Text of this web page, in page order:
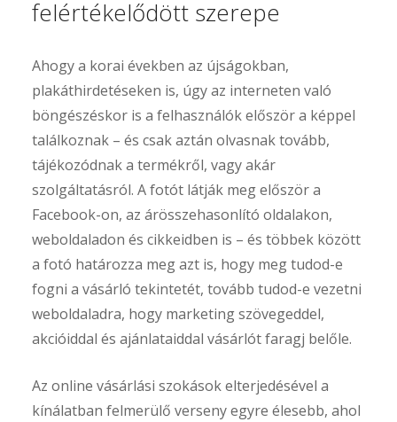
felértékelődött szerepe
Ahogy a korai években az újságokban,
plakáthirdetéseken is, úgy az interneten való
böngészéskor is a felhasználók először a képpel
találkoznak – és csak aztán olvasnak tovább,
tájékozódnak a termékről, vagy akár
szolgáltatásról. A fotót látják meg először a
Facebook-on, az árösszehasonlító oldalakon,
weboldaladon és cikkeidben is – és többek között
a fotó határozza meg azt is, hogy meg tudod-e
fogni a vásárló tekintetét, tovább tudod-e vezetni
weboldaladra, hogy marketing szövegeddel,
akcióiddal és ajánlataiddal vásárlót faragj belőle.
Az online vásárlási szokások elterjedésével a
kínálatban felmerülő verseny egyre élesebb, ahol